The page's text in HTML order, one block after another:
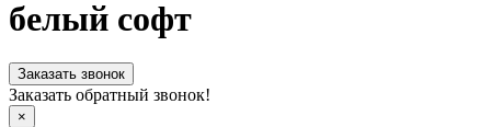
белый софт
Заказать звонок
Заказать обратный звонок!
×